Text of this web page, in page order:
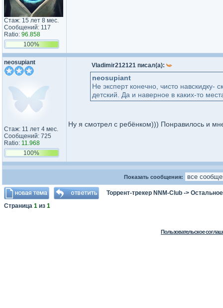
Стаж: 15 лет 8 мес.
Сообщений: 117
Ratio: 96.858
100%
neosupiant
Стаж: 11 лет 4 мес.
Сообщений: 725
Ratio: 11.968
100%
Vladimir212121 писал(а):
neosupiant
Не эксперт конечно, чисто
детский. Да и наверное в каких-то
Ну я смотрел с ребёнком))) Понравилось и
Показать сообщения:
Торрент-трекер NNM-Club -> Остальное
Страница 1 из 1
Пользовательское